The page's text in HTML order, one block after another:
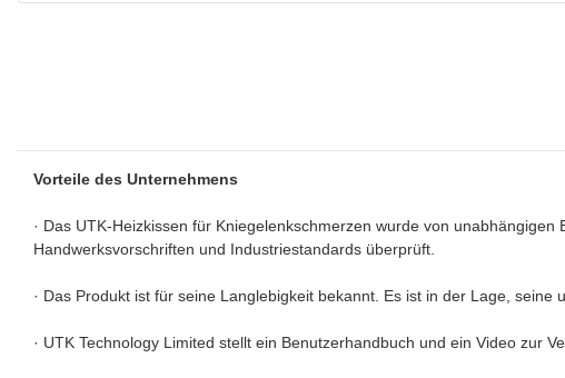
Vorteile des Unternehmens
· Das UTK-Heizkissen für Kniegelenkschmerzen wurde von
Handwerksvorschriften und Industriestandards überprüft.
· Das Produkt ist für seine Langlebigkeit bekannt. Es ist in der Lage,
· UTK Technology Limited stellt ein Benutzerhandbuch und ein Video zur